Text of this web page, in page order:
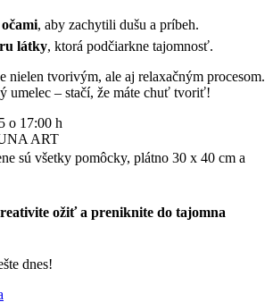
, aby zachytili dušu a príbeh.
látky, ktorá podčiarkne tajomnosť.
nielen tvorivým, ale aj relaxačným procesom.
umelec – stačí, že máte chuť tvoriť!
o 17:00 h
ART
sú všetky pomôcky, plátno 30 x 40 cm a
ožiť a preniknite do tajomna
dnes!